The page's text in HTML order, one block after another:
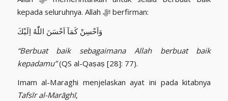
kepada seluruhnya. Allah ﷻ berfirman:
وَاَحْسِنْ كَمَآ اَحْسَنَ اللّٰهُ اِلَيْكَ
“Berbuat baik sebagaimana Allah berbuat baik
kepadamu”(QS al-Qaṣaṣ [28]: 77).
Imam al-Maraghi menjelaskan ayat ini pada kitabnya
Tafsīr al-Marāghī,